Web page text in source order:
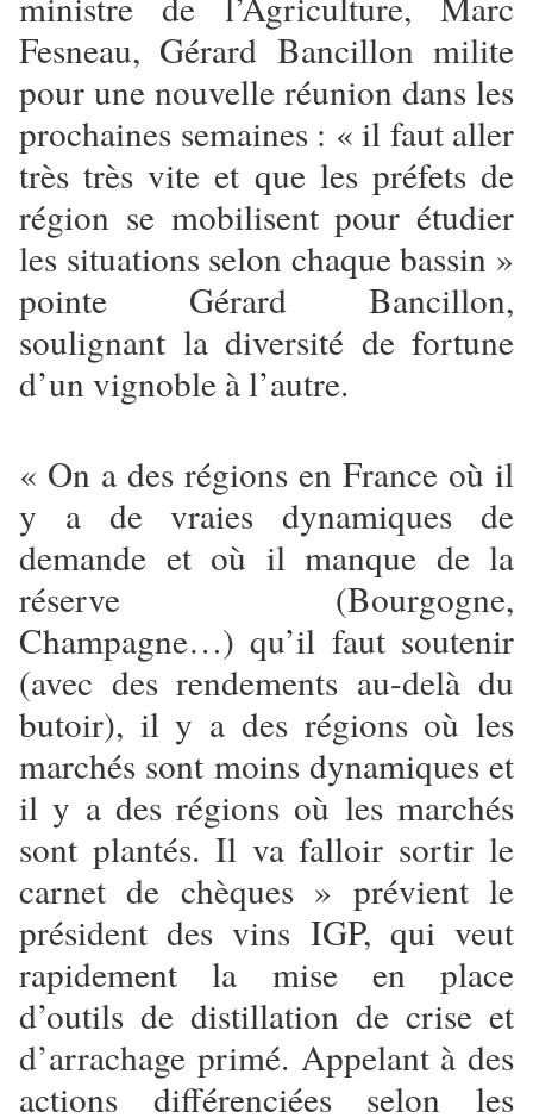
Fesneau, Gérard Bancillon milite
pour une nouvelle réunion dans les
prochaines semaines : « il faut aller
très très vite et que les préfets de
région se mobilisent pour étudier
les situations selon chaque bassin »
pointe Gérard Bancillon,
soulignant la diversité de fortune
d’un vignoble à l’autre.
« On a des régions en France où il
y a de vraies dynamiques de
demande et où il manque de la
réserve (Bourgogne,
Champagne…) qu’il faut soutenir
(avec des rendements au-delà du
butoir), il y a des régions où les
marchés sont moins dynamiques et
il y a des régions où les marchés
sont plantés. Il va falloir sortir le
carnet de chèques » prévient le
président des vins IGP, qui veut
rapidement la mise en place
d’outils de distillation de crise et
d’arrachage primé. Appelant à des
actions différenciées selon les